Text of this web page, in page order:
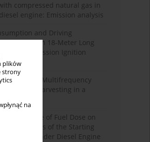
plików
strony
na
compressed natural gas in
engine: Emission analysis
and Driving
in an 18-Meter Long
Compression Ignition
the Use of Multifrequency
for Energy Harvesting in a
the Influence of Fuel Dose on
Parameters of the Starting
a Single-Cylinder Diesel Engine